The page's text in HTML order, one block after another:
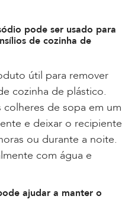
pode ser usado para
de cozinha de
útil para remover
cozinha de plástico.
colheres de sopa em um
e deixar o recipiente
ou durante a noite.
com água e
ajudar a manter o